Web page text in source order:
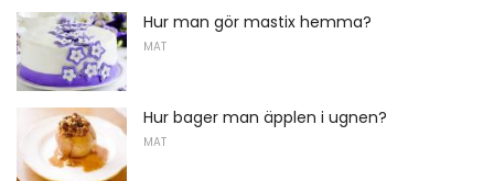
Hur man gör mastix hemma?
MAT
Hur bager man äpplen i ugnen?
MAT